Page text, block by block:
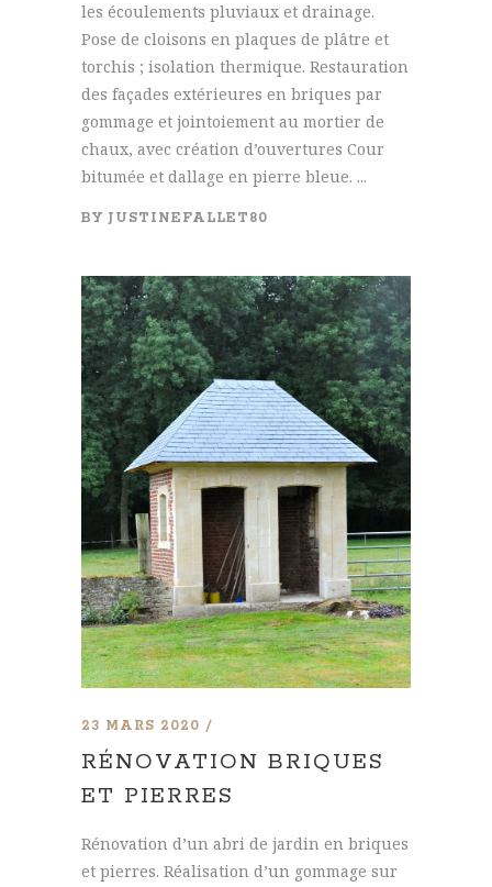
les écoulements pluviaux et drainage.
Pose de cloisons en plaques de plâtre et
torchis ; isolation thermique. Restauration
des façades extérieures en briques par
gommage et jointoiement au mortier de
chaux, avec création d’ouvertures Cour
bitumée et dallage en pierre bleue. ...
BY JUSTINEFALLET80
23 MARS 2020
RÉNOVATION BRIQUES
ET PIERRES
Rénovation d’un abri de jardin en briques
et pierres. Réalisation d’un gommage sur